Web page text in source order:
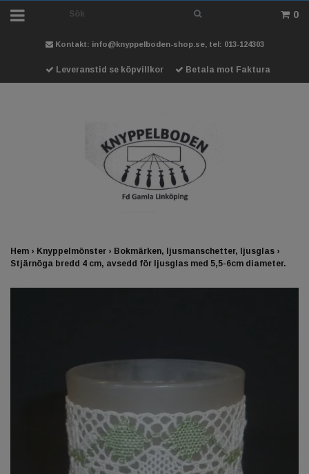
0
Kontakt: info@knyppelboden-shop.se, tel: 013-124303
Leveranstid se köpvillkor Betala mot Faktura
Hem › Knyppelmönster › Bokmärken, ljusmanschetter, ljusglas ›
Stjärnöga bredd 4 cm, avsedd för ljusglas med 5,5-6cm diameter.